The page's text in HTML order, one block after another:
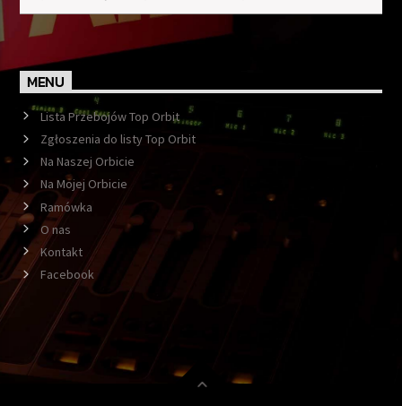
MENU
Lista Przebojów Top Orbit
Zgłoszenia do listy Top Orbit
Na Naszej Orbicie
Na Mojej Orbicie
Ramówka
O nas
Kontakt
Facebook